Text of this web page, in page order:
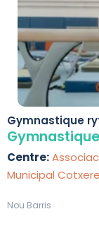
Gymnastique
Cotxeres Borbó
Centre:
Municipal
Nou Barris